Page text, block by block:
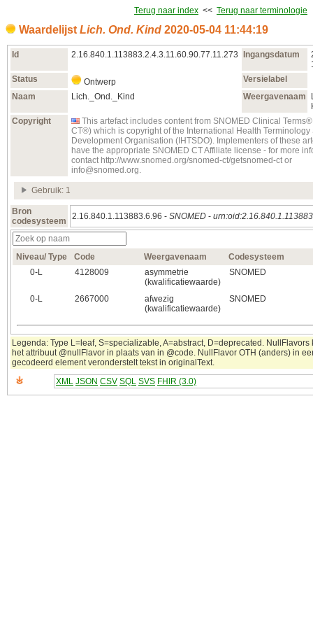
Terug naar index << Terug naar terminologie
Waardelijst Lich. Ond. Kind 2020‑05‑04 11:44:19
Id 2.16.840.1.113883.2.4.3.11.60.90.77.11.273 Ingangsdatum
Status
Ontwerp
Versielabel
Naam
Lich._Ond._Kind Weergavenaam
Copyright
This artefact includes content from SNOMED Clinical
CT®) which is copyright of the International Health Terminology
Development Organisation (IHTSDO). Implementers of these
have the appropriate SNOMED CT Affiliate license - for more
contact http://www.snomed.org/snomed-ct/getsnomed-ct or
info@snomed.org.
Gebruik: 1
Bron
codesysteem
2.16.840.1.113883.6.96 - SNOMED -
Niveau/ Type Code Weergavenaam
Codesysteem
0‑L
4128009
asymmetrie
(kwalificatiewaarde)
SNOMED
0‑L 2667000
afwezig
(kwalificatiewaarde)
SNOMED
Legenda: Type L=leaf, S=specializable, A=abstract, D=deprecated. NullFlavors
het attribuut @nullFlavor in plaats van in @code. NullFlavor OTH (anders) in
gecodeerd element veronderstelt tekst in originalText.
XML JSON CSV SQL SVS FHIR (3.0)